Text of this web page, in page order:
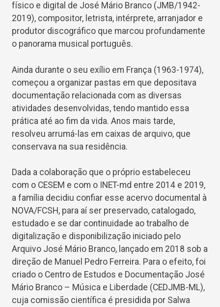
físico e digital de José Mário Branco (JMB/1942-
2019), compositor, letrista, intérprete, arranjador e
produtor discográfico que marcou profundamente
o panorama musical português.
Ainda durante o seu exílio em França (1963-1974),
começou a organizar pastas em que depositava
documentação relacionada com as diversas
atividades desenvolvidas, tendo mantido essa
prática até ao fim da vida. Anos mais tarde,
resolveu arrumá-las em caixas de arquivo, que
conservava na sua residência.
Dada a colaboração que o próprio estabeleceu
com o CESEM e com o INET-md entre 2014 e 2019,
a família decidiu confiar esse acervo documental à
NOVA/FCSH, para aí ser preservado, catalogado,
estudado e se dar continuidade ao trabalho de
digitalização e disponibilização iniciado pelo
Arquivo José Mário Branco, lançado em 2018 sob a
direção de Manuel Pedro Ferreira. Para o efeito, foi
criado o Centro de Estudos e Documentação José
Mário Branco – Música e Liberdade (CEDJMB-ML),
cuja comissão científica é presidida por Salwa